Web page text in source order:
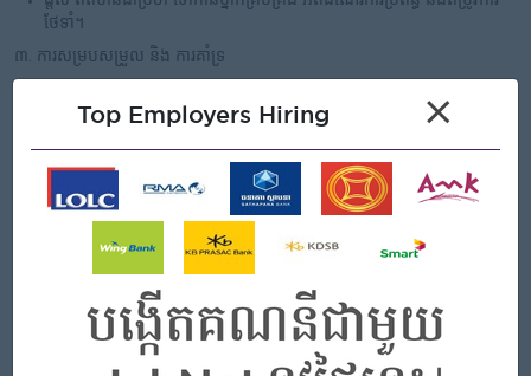
ថែទាំ។
៣. ការសម្របសម្រួល និង ការគាំទ្រ
ការថែទាំឯកទេស ឬការគាំទ្រគម្រោង។
ជួយសម្រួលក្នុង ការដាក់ដំណើរការ និង ការដកដំណើរការ ប្រព័ន្ធ អំឡុងពេល
គម្រោងកែច្នៃ ឬជួសជុល។
ផ្តល់ជំនួយក្នុងការតម្លើងផ្សេងៗ (បំពង់ទឹក, ប្រព័ន្ធភ្លើងតិចតួច) បើចាំបាច់។
ត្រួតពិនិត្យ គ្រប់គ្រង និងរាយការណ៍អំពីការងាររបស់អ្នកសម្អាត និងសន្តិសុខ
ជួយការងារផ្នែកលទ្ធកម្ម និងផ្នែករដ្ឋបាល។
អនុវត្តភារកិច្ចផ្សេងៗ តាមការចាត់តាំងរបស់អ្នកគ្រប់គ្រង។
Top Employers Hiring ×